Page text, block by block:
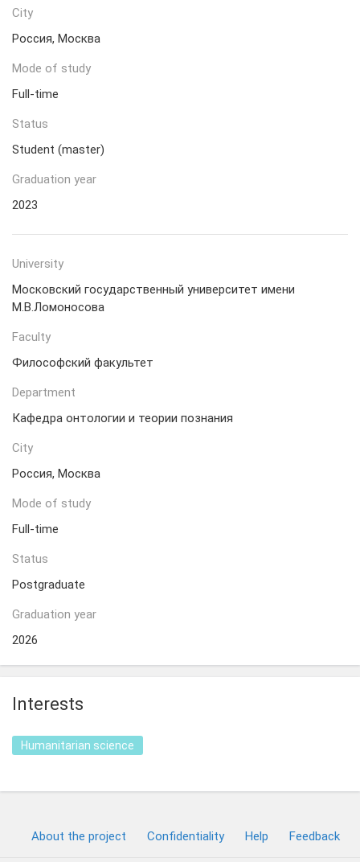
City
Россия, Москва
Mode of study
Full-time
Status
Student (master)
Graduation year
2023
University
Московский государственный университет имени
М.В.Ломоносова
Faculty
Философский факультет
Department
Кафедра онтологии и теории познания
City
Россия, Москва
Mode of study
Full-time
Status
Postgraduate
Graduation year
2026
Interests
Humanitarian science
About the project Confidentiality Help Feedback